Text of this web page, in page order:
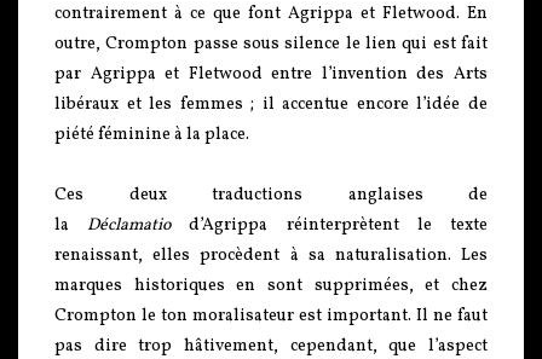
contrairement à ce que font Agrippa et Fletwood. En
outre, Crompton passe sous silence le lien qui est fait
par Agrippa et Fletwood entre l’invention des Arts
libéraux et les femmes ; il accentue encore l’idée de
piété féminine à la place.
Ces deux traductions anglaises de
la Déclamatiod’Agrippa réinterprètent le texte
renaissant, elles procèdent à sa naturalisation. Les
marques historiques en sont supprimées, et chez
Crompton le ton moralisateur est important. Il ne faut
pas dire trop hâtivement, cependant, que l’aspect